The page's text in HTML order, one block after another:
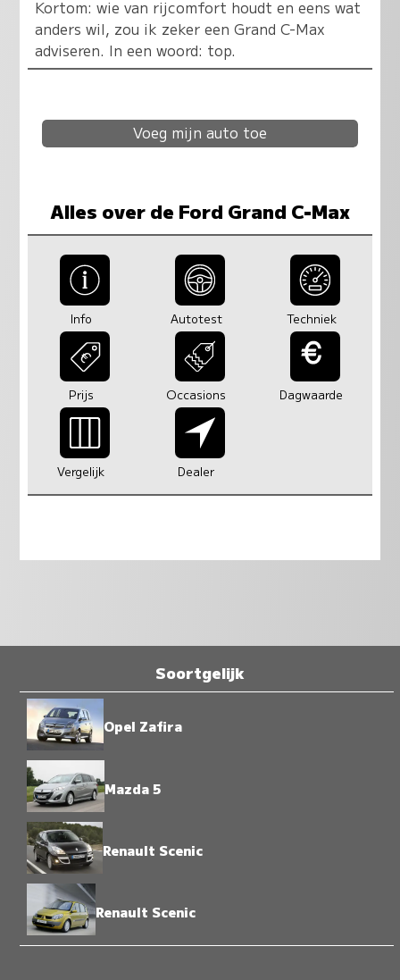
Kortom: wie van rijcomfort houdt en eens wat
anders wil, zou ik zeker een Grand C-Max
adviseren. In een woord: top.
Voeg mijn auto toe
Alles over de Ford Grand C-Max
Info Autotest Techniek
Prijs Occasions Dagwaarde
Vergelijk Dealer
Soortgelijk
Opel Zafira
Mazda 5
Renault Scenic
Renault Scenic